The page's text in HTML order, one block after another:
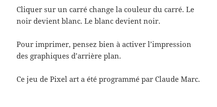
Cliquer sur un carré change la couleur du carré. Le
noir devient blanc. Le blanc devient noir.
Pour imprimer, pensez bien à activer l’impression
des graphiques d’arrière plan.
Ce jeu de Pixel art a été programmé par Claude Marc.